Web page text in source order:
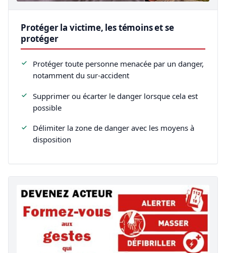
Protéger la victime, les témoins et se
protéger
Protéger toute personne menacée par un danger,
notamment du sur-accident
Supprimer ou écarter le danger lorsque cela est
possible
Délimiter la zone de danger avec les moyens à
disposition